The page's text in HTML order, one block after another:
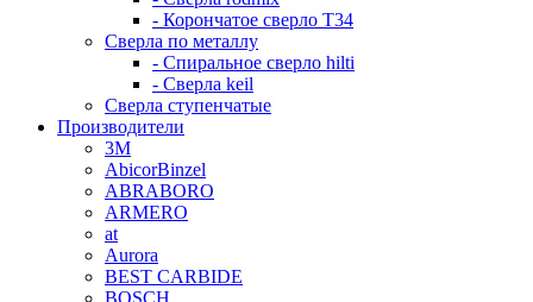
- Корончатое сверло T34
Сверла по металлу
- Спиральное сверло hilti
- Сверла keil
Сверла ступенчатые
Производители
3M
AbicorBinzel
ABRABORO
ARMERO
at
Aurora
BEST CARBIDE
BOSCH